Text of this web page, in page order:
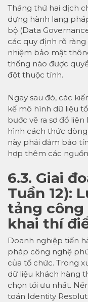
Tháng thứ hai dịch
dựng hành lang
bộ (Data
các quy định rõ
nhiệm bảo mật
thống nào được
đột thuộc tính.
Ngay sau đó, các
kế mô hình dữ liệu
bước vẽ ra sơ đồ
hình cách thức
này phải đảm bảo
hợp thêm các
6.3. Giai
Tuần 12):
tảng công
khai thí
Doanh nghiệp tiến
pháp công nghệ
của tổ chức. Trong
dữ liệu khách hàng
chọn tối ưu nhất.
toán Identity